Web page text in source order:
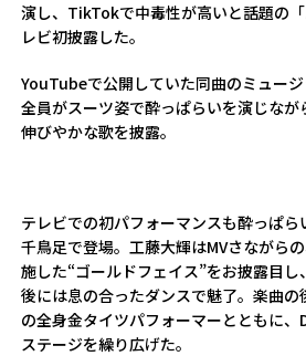
演し、TikTokで中毒性が高いと話題の
レビ初披露した。
YouTubeで公開していた同曲のミュージ
全員がスーツ姿で酔っぱらいを演じなが
伸びやかな歌を披露。
テレビでの初パフォーマンスも酔っぱ
千鳥足で登場。工藤大輝はMVさながら
施した“ゴールドフェイス”をお披露目
後には息の合ったダンスで魅了。楽曲
の全身金タイツパフォーマーとともに、
ステージを繰り広げた。